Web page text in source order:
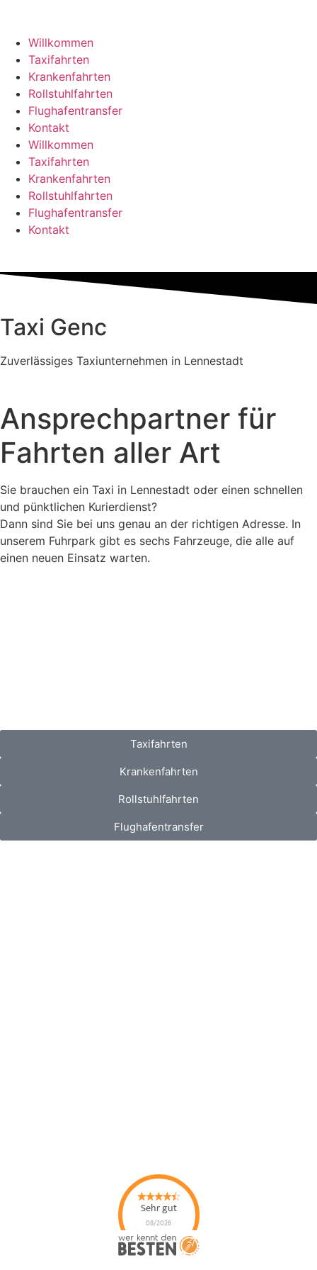
Willkommen
Taxifahrten
Krankenfahrten
Rollstuhlfahrten
Flughafentransfer
Kontakt
Willkommen
Taxifahrten
Krankenfahrten
Rollstuhlfahrten
Flughafentransfer
Kontakt
Taxi Genc
Zuverlässiges Taxiunternehmen in Lennestadt
Ansprechpartner für
Fahrten aller Art
Sie brauchen ein Taxi in Lennestadt oder einen schnellen
und pünktlichen Kurierdienst?
Dann sind Sie bei uns genau an der richtigen Adresse. In
unserem Fuhrpark gibt es sechs Fahrzeuge, die alle auf
einen neuen Einsatz warten.
Taxifahrten
Krankenfahrten
Rollstuhlfahrten
Flughafentransfer
Sehr gut
08/2026
Taxi Genc hat4.67
von5 Sternen |92Taxi